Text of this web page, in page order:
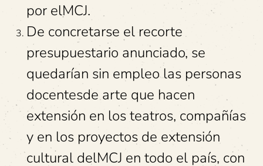
por elMCJ.
De concretarse el recorte
presupuestario anunciado, se
quedarían sin empleo las personas
docentesde arte que hacen
extensión en los teatros, compañías
y en los proyectos de extensión
cultural delMCJ en todo el país, con